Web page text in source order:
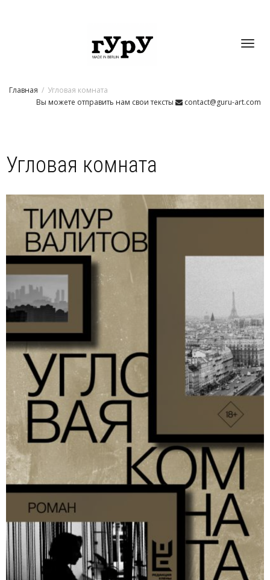
Главная
Угловая комната
Вы можете отправить нам свои тексты
contact@guru-art.com
Угловая комната